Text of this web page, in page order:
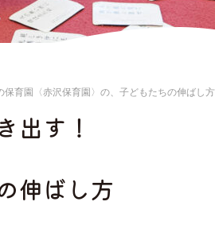
育園〈赤沢保育園〉の、子どもたちの伸ばし方
出す！
伸ばし方